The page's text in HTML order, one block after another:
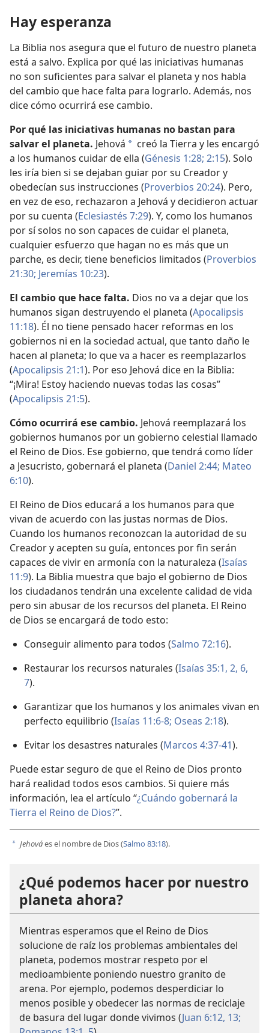
Hay esperanza
La Biblia nos asegura que el futuro de nuestro planeta
está a salvo. Explica por qué las iniciativas humanas
no son suficientes para salvar el planeta y nos habla
del cambio que hace falta para lograrlo. Además, nos
dice cómo ocurrirá ese cambio.
Por qué las iniciativas humanas no bastan para
salvar el planeta. Jehová a creó la Tierra y les encargó
a los humanos cuidar de ella (Génesis 1:28; 2:15). Solo
les iría bien si se dejaban guiar por su Creador y
obedecían sus instrucciones (Proverbios 20:24). Pero,
en vez de eso, rechazaron a Jehová y decidieron actuar
por su cuenta (Eclesiastés 7:29). Y, como los humanos
por sí solos no son capaces de cuidar el planeta,
cualquier esfuerzo que hagan no es más que un
parche, es decir, tiene beneficios limitados (Proverbios
21:30; Jeremías 10:23).
El cambio que hace falta. Dios no va a dejar que los
humanos sigan destruyendo el planeta (Apocalipsis
11:18). Él no tiene pensado hacer reformas en los
gobiernos ni en la sociedad actual, que tanto daño le
hacen al planeta; lo que va a hacer es reemplazarlos
(Apocalipsis 21:1). Por eso Jehová dice en la Biblia:
“¡Mira! Estoy haciendo nuevas todas las cosas”
(Apocalipsis 21:5).
Cómo ocurrirá ese cambio. Jehová reemplazará los
gobiernos humanos por un gobierno celestial llamado
el Reino de Dios. Ese gobierno, que tendrá como líder
a Jesucristo, gobernará el planeta (Daniel 2:44; Mateo
6:10).
El Reino de Dios educará a los humanos para que
vivan de acuerdo con las justas normas de Dios.
Cuando los humanos reconozcan la autoridad de su
Creador y acepten su guía, entonces por fin serán
capaces de vivir en armonía con la naturaleza (Isaías
11:9). La Biblia muestra que bajo el gobierno de Dios
los ciudadanos tendrán una excelente calidad de vida
pero sin abusar de los recursos del planeta. El Reino
de Dios se encargará de todo esto:
Conseguir alimento para todos (Salmo 72:16).
Restaurar los recursos naturales (Isaías 35:1, 2, 6,
7).
Garantizar que los humanos y los animales vivan en
perfecto equilibrio (Isaías 11:6-8; Oseas 2:18).
Evitar los desastres naturales (Marcos 4:37-41).
Puede estar seguro de que el Reino de Dios pronto
hará realidad todos esos cambios. Si quiere más
información, lea el artículo “¿Cuándo gobernará la
Tierra el Reino de Dios?”.
a Jehováes el nombre de Dios (Salmo 83:18).
¿Qué podemos hacer por nuestro
planeta ahora?
Mientras esperamos que el Reino de Dios
solucione de raíz los problemas ambientales del
planeta, podemos mostrar respeto por el
medioambiente poniendo nuestro granito de
arena. Por ejemplo, podemos desperdiciar lo
menos posible y obedecer las normas de reciclaje
de basura del lugar donde vivimos (Juan 6:12, 13;